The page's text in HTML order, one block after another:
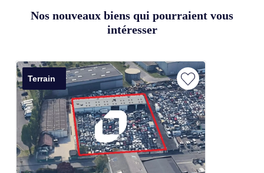
Nos nouveaux biens qui pourraient vous
intéresser
Terrain